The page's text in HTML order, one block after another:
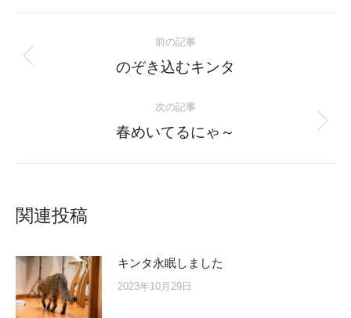
navigation
前の記事
Previous
のぞき込むキンタ
次の記事
Next
春めいてるにゃ～
関連投稿
キンタ永眠しました
2023年10月29日